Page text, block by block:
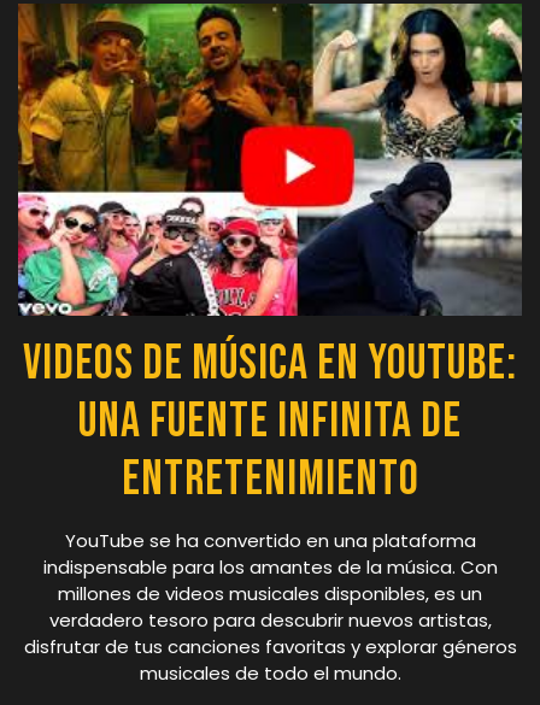
Videos de Música en YouTube:
Una Fuente Infinita de
Entretenimiento
YouTube se ha convertido en una plataforma
indispensable para los amantes de la música. Con
millones de videos musicales disponibles, es un
verdadero tesoro para descubrir nuevos artistas,
disfrutar de tus canciones favoritas y explorar géneros
musicales de todo el mundo.